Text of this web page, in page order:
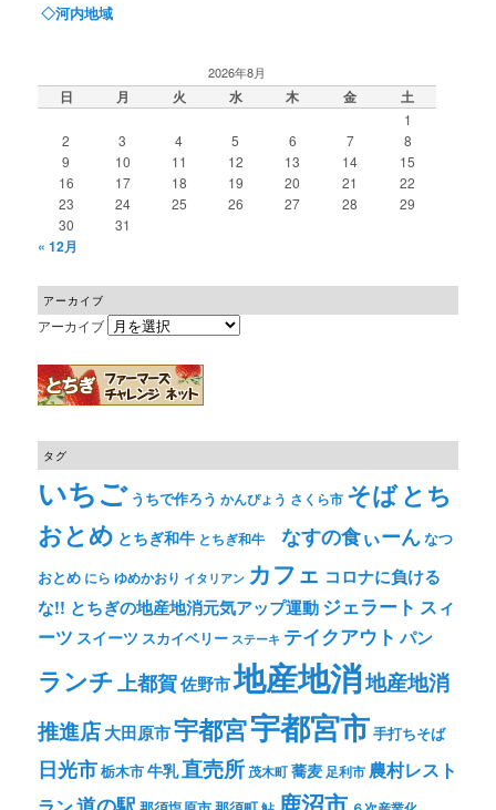
◇河内地域
2026年8月
日 月 火 水 木 金 土
1
2
3 4 5 6 7
8
9
10 11 12 13 14
15
16
17 18 19 20 21
22
23
24 25 26 27 28
29
30
31
« 12月
アーカイブ
アーカイブ
タグ
いちご うちで作ろう かんぴょう さくら市 そばとち
おとめ とちぎ和牛 とちぎ和牛 なすの食ぃーんなつ
おとめ にら ゆめかおり イタリアン カフェ コロナに負ける
な!! とちぎの地産地消元気アップ運動ジェラート スィ
ーツ スイーツ スカイベリー ステーキ テイクアウト パン
ランチ上都賀佐野市地産地消地産地消
推進店大田原市宇都宮宇都宮市手打ちそば
日光市栃木市牛乳直売所 茂木町蕎麦 足利市 農村レスト